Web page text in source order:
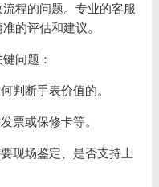
程的问题。专业的客服
的评估和建议。
问题：
判断手表价值的。
票或保修卡等。
现场鉴定、是否支持上